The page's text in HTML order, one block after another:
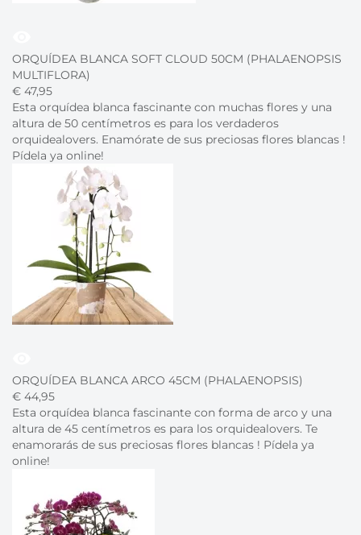
ORQUÍDEA BLANCA SOFT CLOUD 50CM (PHALAENOPSIS
MULTIFLORA)
€ 47,95
Esta orquídea blanca fascinante con muchas flores y una
altura de 50 centímetros es para los verdaderos
orquidealovers. Enamórate de sus preciosas flores blancas !
Pídela ya online!
ORQUÍDEA BLANCA ARCO 45CM (PHALAENOPSIS)
€ 44,95
Esta orquídea blanca fascinante con forma de arco y una
altura de 45 centímetros es para los orquidealovers. Te
enamorarás de sus preciosas flores blancas ! Pídela ya
online!